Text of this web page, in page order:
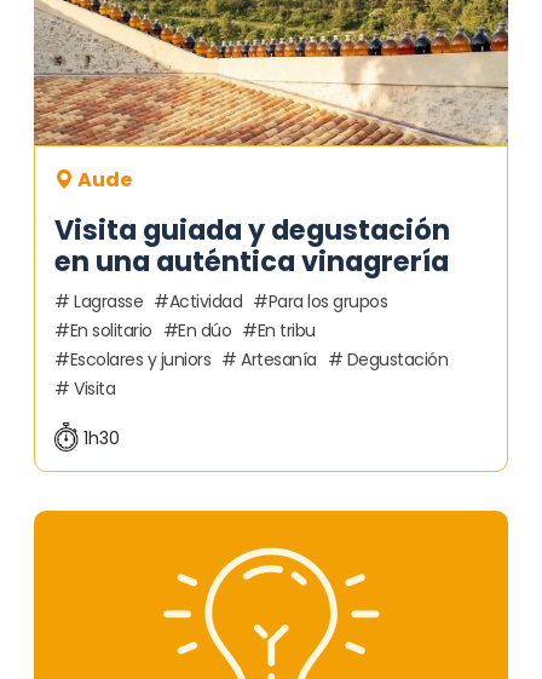
Visita guiada y degustación
en una auténtica vinagrería
Aude
Lagrasse Actividad
Para los grupos
En solitario
En dúo
En tribu
Escolares y juniors
Artesanía
Degustación
Visita
1h30